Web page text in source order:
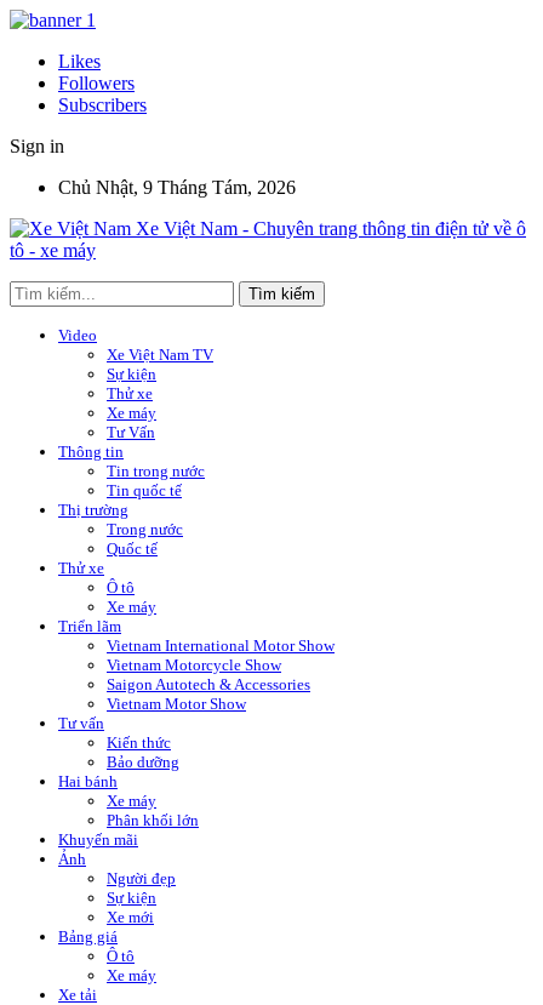
Likes
Followers
Subscribers
Sign in
Chủ Nhật, 9 Tháng Tám, 2026
Xe Việt Nam - Chuyên trang thông tin điện tử về ô
tô - xe máy
Video
Xe Việt Nam TV
Sự kiện
Thử xe
Xe máy
Tư Vấn
Thông tin
Tin trong nước
Tin quốc tế
Thị trường
Trong nước
Quốc tế
Thử xe
Ô tô
Xe máy
Triển lãm
Vietnam International Motor Show
Vietnam Motorcycle Show
Saigon Autotech & Accessories
Vietnam Motor Show
Tư vấn
Kiến thức
Bảo dưỡng
Hai bánh
Xe máy
Phân khối lớn
Khuyến mãi
Ảnh
Người đẹp
Sự kiện
Xe mới
Bảng giá
Ô tô
Xe máy
Xe tải